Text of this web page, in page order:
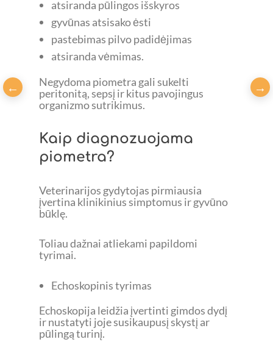
atsiranda pūlingos išskyros
gyvūnas atsisako ėsti
pastebimas pilvo padidėjimas
atsiranda vėmimas.
Negydoma piometra gali sukelti
peritonitą, sepsį ir kitus pavojingus
organizmo sutrikimus.
Kaip diagnozuojama
piometra?
Veterinarijos gydytojas pirmiausia
įvertina klinikinius simptomus ir gyvūno
būklę.
Toliau dažnai atliekami papildomi
tyrimai.
Echoskopinis tyrimas
Echoskopija leidžia įvertinti gimdos dydį
ir nustatyti joje susikaupusį skystį ar
pūlingą turinį.